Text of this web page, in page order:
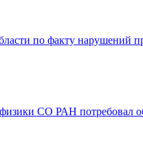
по факту нарушений
физики СО РАН